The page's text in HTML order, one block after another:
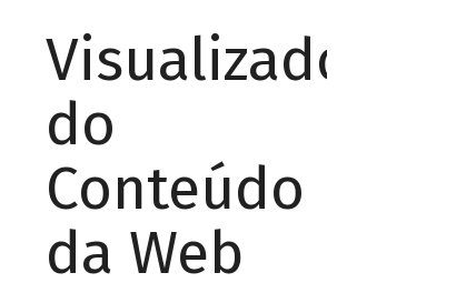
Visualizador
do
Conteúdo
da Web